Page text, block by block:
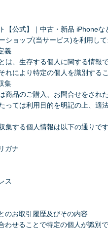
【公式】｜中古・新品 iPhoneな
ショップ(当サービス)を利用し
義
とは、生存する個人に関する情
れにより特定の個人を識別する
集
商品のご購入、お問合せをされ
っては利用目的を明記の上、適
集する個人情報は以下の通りです
ガナ
ス
のお取引履歴及びその内容
わせることで特定の個人が識別